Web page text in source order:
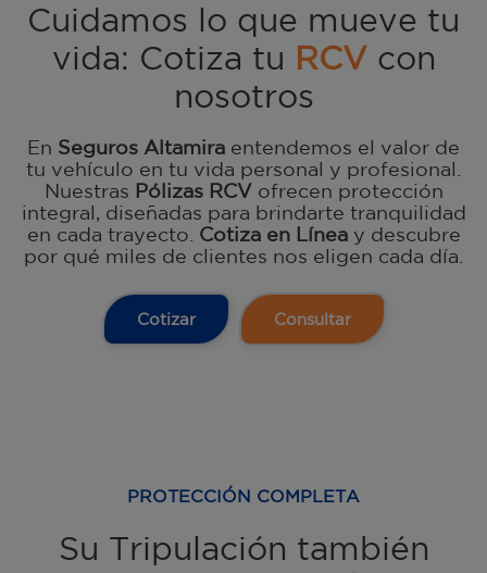
Cuidamos lo que mueve tu
vida: Cotiza tu RCVcon
nosotros
En Seguros Altamira entendemos el valor de
tu vehículo en tu vida personal y profesional.
Nuestras Pólizas RCVofrecen protección
integral, diseñadas para brindarte tranquilidad
en cada trayecto. Cotiza en Líneay descubre
por qué miles de clientes nos eligen cada día.
Cotizar Consultar
PROTECCIÓN COMPLETA
Su Tripulación también